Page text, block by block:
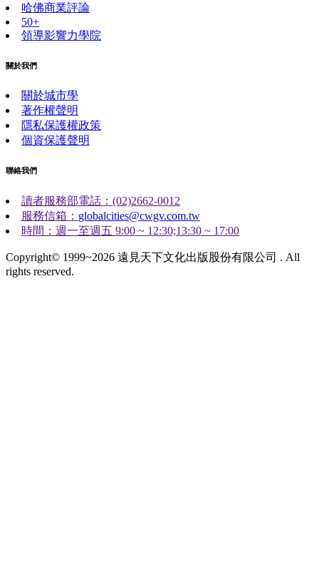
哈佛商業評論
50+
領導影響力學院
關於我們
關於城市學
著作權聲明
隱私保護權政策
個資保護聲明
聯絡我們
讀者服務部電話：(02)2662-0012
服務信箱： globalcities@cwgv.com.tw
時間：週一至週五 9:00 ~ 12:30;13:30 ~ 17:00
Copyright© 1999~2026 遠見天下文化出版股份有限公司 . All
rights reserved.